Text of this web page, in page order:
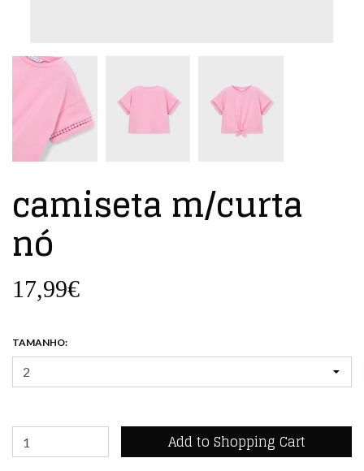
camiseta m/curta
nó
17,99€
TAMANHO: